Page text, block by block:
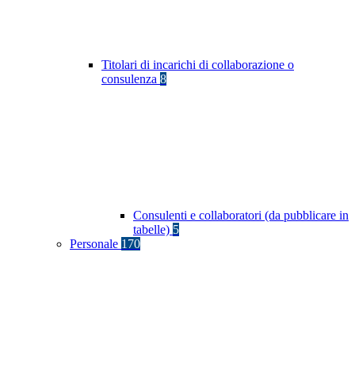
Titolari di incarichi di collaborazione o
consulenza 8
Consulenti e collaboratori (da pubblicare in
tabelle) 5
Personale 170